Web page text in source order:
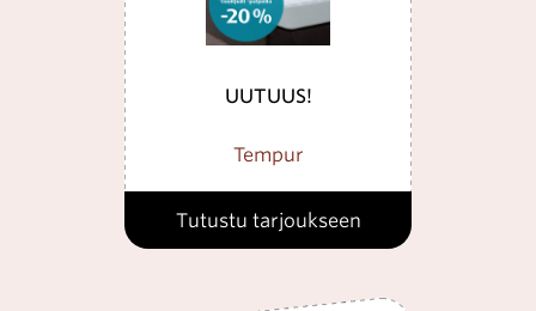
UUTUUS!
Tempur
Tutustu tarjoukseen